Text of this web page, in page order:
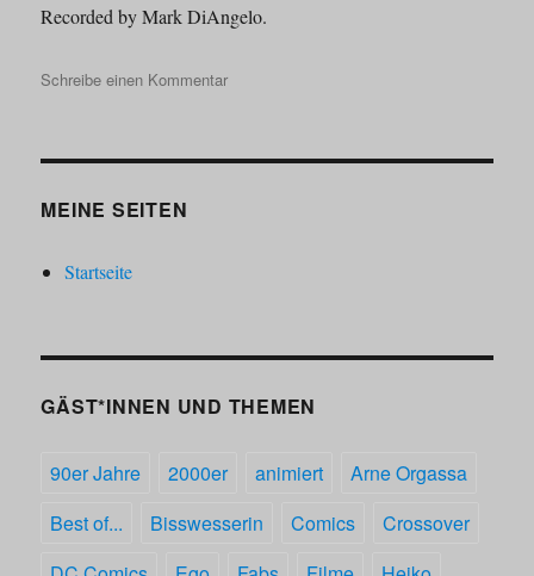
Recorded by Mark DiAngelo.
Schreibe einen Kommentarzu
Zwiegespräch
MEINE SEITEN
Startseite
GÄST*INNEN UND THEMEN
90er Jahre 2000er animiert
Arne Orgassa
Best of...
Bisswesserin Comics
Crossover